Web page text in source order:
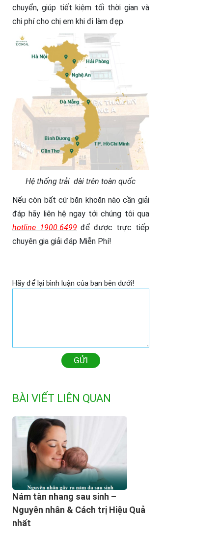
chuyển, giúp tiết kiệm tối thời gian và
chi phí cho chị em khi đi làm đẹp.
Hệ thống trải dài trên toàn quốc
Nếu còn bất cứ băn khoăn nào cần giải
đáp hãy liên hệ ngay tới chúng tôi qua
hotline 1900.6499 để được trực tiếp
chuyên gia giải đáp Miễn Phí!
Hãy để lại bình luận của bạn bên dưới!
GỬI
BÀI VIẾT LIÊN QUAN
Nám tàn nhang sau sinh –
Nguyên nhân & Cách trị Hiệu Quả
nhất